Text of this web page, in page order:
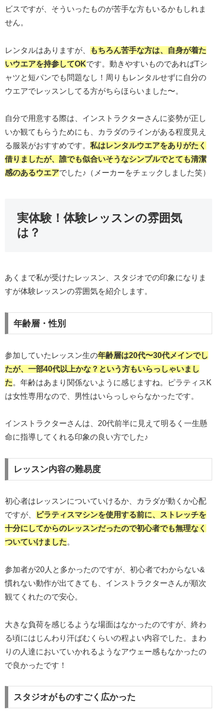
ビスですが、そういったものが苦手な方もいるかもしれま
せん。
レンタルはありますが、
もちろん苦手な方は、自身が着た
いウエアを持参してOKです。動きやすいものであればTシ
ャツと短パンでも問題なし！周りもレンタルせずに自分の
ウエアでレッスンしてる方がちらほらいました〜。
自分で用意する際は、インストラクターさんに姿勢が正し
いか観てもらうためにも、カラダのラインがある程度見え
る服装がおすすめです。 私はレンタルウエアをありがたく
借りましたが、誰でも似合いそうなシンプルでとても清潔
感のあるウエアでした♪（メーカーをチェックしました笑）
実体験！体験レッスンの雰囲気
は？
あくまで私が受けたレッスン、スタジオでの印象になりま
すが体験レッスンの雰囲気を紹介します。
年齢層・性別
参加していたレッスン生の年齢層は20代〜30代メインでし
たが、一部40代以上かな？という方もいらっしゃいまし
た。年齢はあまり関係ないように感じますね。ピラティスK
は女性専用なので、男性はいらっしゃらなかったです。
インストラクターさんは、20代前半に見えて明るく一生懸
命に指導してくれる印象の良い方でした♪
レッスン内容の難易度
初心者はレッスンについていけるか、カラダが動くか心配
ですが、
ピラティスマシンを使用する前に、ストレッチを
十分にしてからのレッスンだったので初心者でも無理なく
ついていけました。
参加者が20人と多かったのですが、初心者でわからない&
慣れない動作が出てきても、インストラクターさんが順次
観てくれたので安心。
大きな負荷を感じるような場面はなかったのですが、終わ
る頃にはじんわり汗ばむくらいの程よい内容でした。まわ
りの人達においていかれるようなアウェー感もなかったの
で良かったです！
スタジオがものすごく広かった